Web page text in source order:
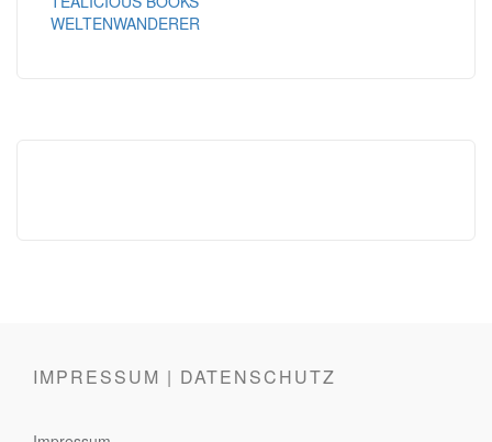
WELTENWANDERER
IMPRESSUM | DATENSCHUTZ